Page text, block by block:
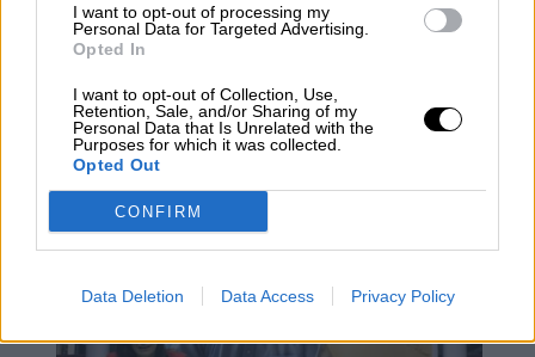
I want to opt-out of processing my
Personal Data for Targeted Advertising.
Opted In
I want to opt-out of Collection, Use,
Retention, Sale, and/or Sharing of my
Personal Data that Is Unrelated with the
Purposes for which it was collected.
Opted Out
CONFIRM
Data Deletion Data Access Privacy Policy
Ministerio del Interior
teniente general
fernando sntafé
mando de operaciones de la guardia civil
perez de los cobos
8m contagios coronavirus
NOTICIAS RELACIONADAS